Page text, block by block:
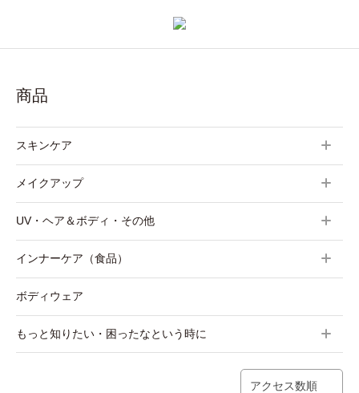
商品
スキンケア
メイクアップ
UV・ヘア＆ボディ・その他
インナーケア（食品）
ボディウェア
もっと知りたい・困ったなという時に
アクセス数順